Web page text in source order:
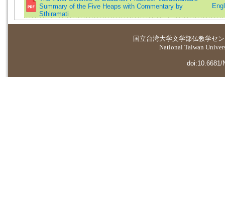
Summary of the Five Heaps with Commentary by
Sthiramati
国立台湾大学文学部仏教学セ
National Taiwan
doi:10.6681/